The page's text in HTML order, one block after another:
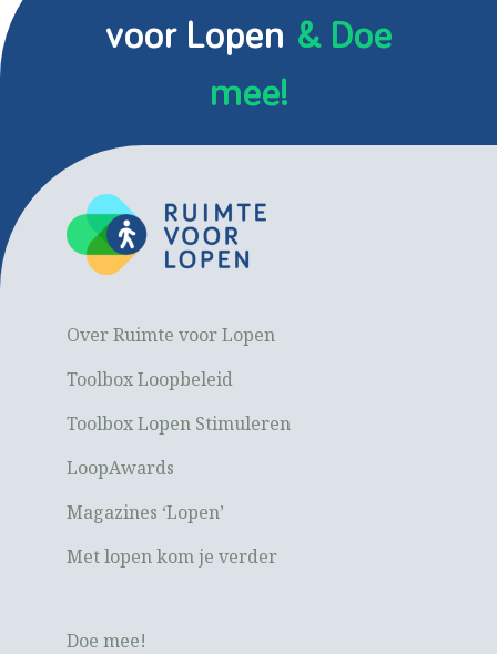
voor Lopen & Doe
mee!
Over Ruimte voor Lopen
Toolbox Loopbeleid
Toolbox Lopen Stimuleren
LoopAwards
Magazines ‘Lopen’
Met lopen kom je verder
Doe mee!